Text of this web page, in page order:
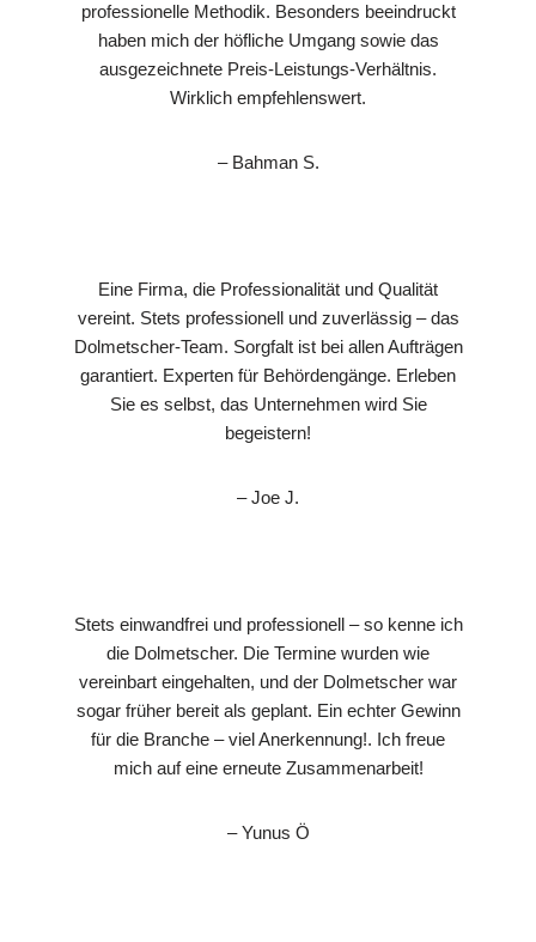
professionelle Methodik. Besonders beeindruckt
haben mich der höfliche Umgang sowie das
ausgezeichnete Preis-Leistungs-Verhältnis.
Wirklich empfehlenswert.
– Bahman S.
Eine Firma, die Professionalität und Qualität
vereint. Stets professionell und zuverlässig – das
Dolmetscher-Team. Sorgfalt ist bei allen Aufträgen
garantiert. Experten für Behördengänge. Erleben
Sie es selbst, das Unternehmen wird Sie
begeistern!
– Joe J.
Stets einwandfrei und professionell – so kenne ich
die Dolmetscher. Die Termine wurden wie
vereinbart eingehalten, und der Dolmetscher war
sogar früher bereit als geplant. Ein echter Gewinn
für die Branche – viel Anerkennung!. Ich freue
mich auf eine erneute Zusammenarbeit!
– Yunus Ö